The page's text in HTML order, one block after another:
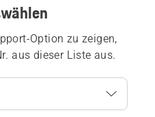
Option zu zeigen,
aus dieser Liste aus.